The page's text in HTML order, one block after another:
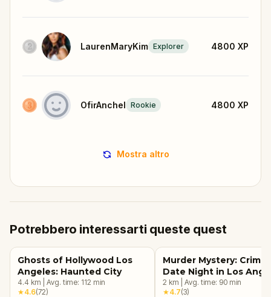
LaurenMaryKim Explorer 4800 XP
OfirAnchel Rookie 4800 XP
Mostra altro
Potrebbero interessarti queste quest
Ghosts of Hollywood Los
Angeles: Haunted City
4.4 km Avg. time: 112 min
★4.6(72)
Murder Mystery: Crime
Date Night in Los
2 km Avg. time: 90 min
★4.7(3)